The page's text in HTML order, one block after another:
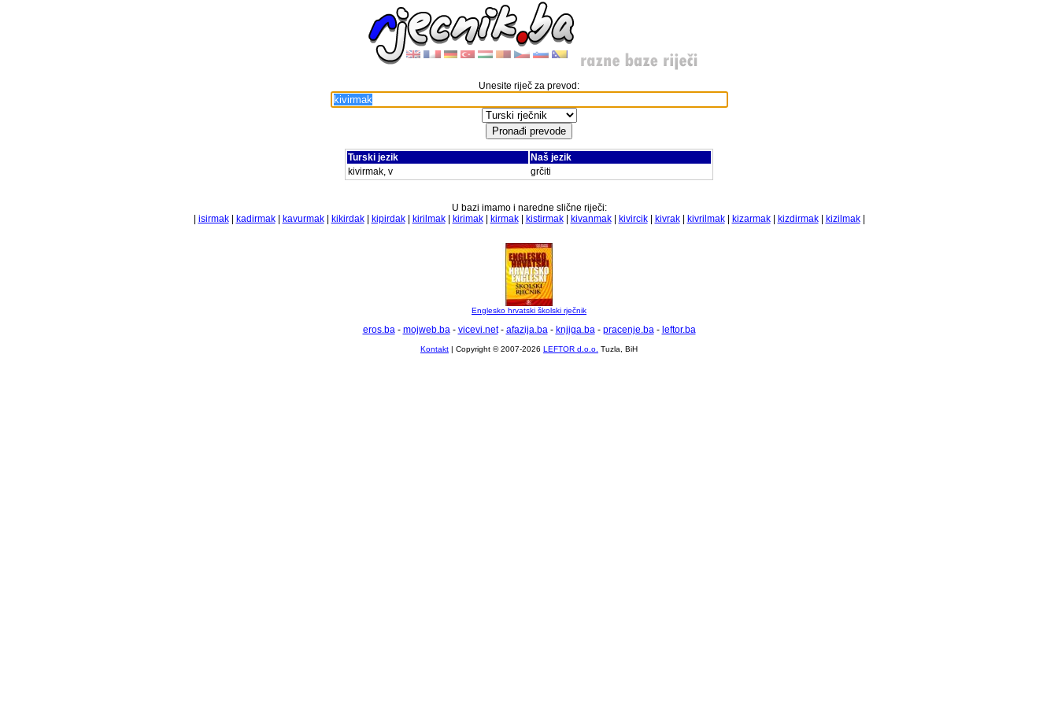
Unesite riječ za prevod:
Turski jezik
Naš jezik
kivirmak, v
grčiti
U bazi imamo i naredne slične riječi:
isirmak| kadirmak| kavurmak| kikirdak| kipirdak| kirilmak| kirimak| kirmak| kistirmak| kivanmak| kivircik| kivrak| kivrilmak| kizarmak| kizdirmak| kizilmak|
Englesko hrvatski školski rječnik
eros.ba- mojweb.ba- vicevi.net- afazija.ba- knjiga.ba- pracenje.ba- leftor.ba
Kontakt | Copyright © 2007-2026 LEFTOR d.o.o. Tuzla, BiH